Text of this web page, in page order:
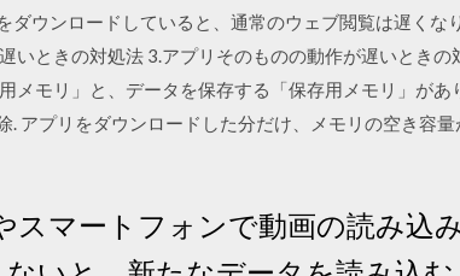
ダウンロードしていると、通常のウェブ閲覧は遅くな
いときの対処法 3.アプリそのものの動作が遅いとき
メモリ」と、データを保存する「保存用メモリ」があ
アプリをダウンロードした分だけ、メモリの空き容
スマートフォンで動画の読み込